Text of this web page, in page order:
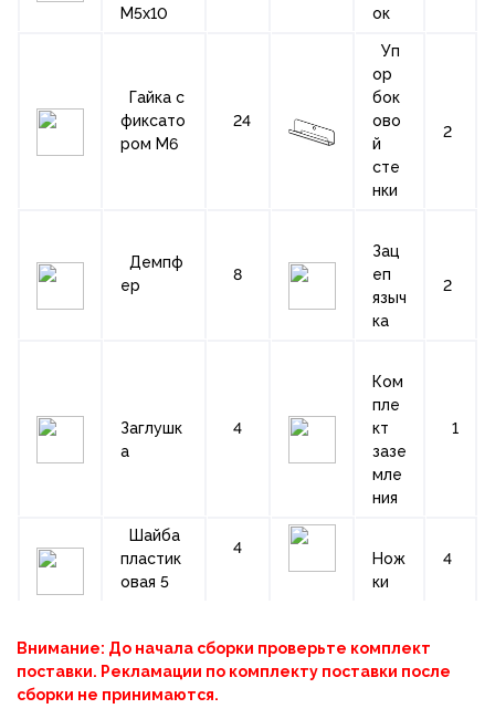
М5х10
ок
Гайка с
фиксато
ром М6
24
Уп
ор
бок
ово
й
сте
нки
2
Демпф
ер
8
Зац
еп
языч
ка
2
Заглушк
а
4
Ком
пле
кт
зазе
мле
ния
1
Шайба
пластик
овая 5
4
Нож
ки
4
Внимание: До начала сборки проверьте комплект
поставки. Рекламации по комплекту поставки после
сборки не принимаются.